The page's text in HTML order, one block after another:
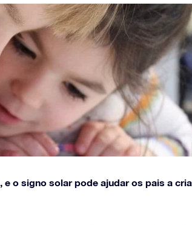
o signo solar pode ajudar os pais a